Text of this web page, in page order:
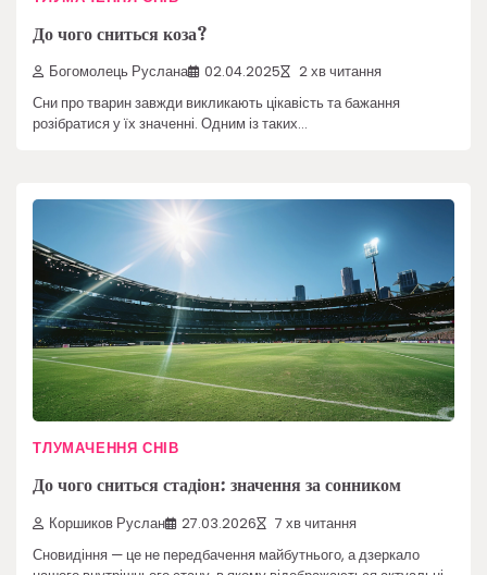
До чого сниться коза?
Богомолець Руслана 02.04.2025 2 хв читання
Сни про тварин завжди викликають цікавість та бажання
розібратися у їх значенні. Одним із таких…
ТЛУМАЧЕННЯ СНІВ
До чого сниться стадіон: значення за сонником
Коршиков Руслан 27.03.2026 7 хв читання
Сновидіння — це не передбачення майбутнього, а дзеркало